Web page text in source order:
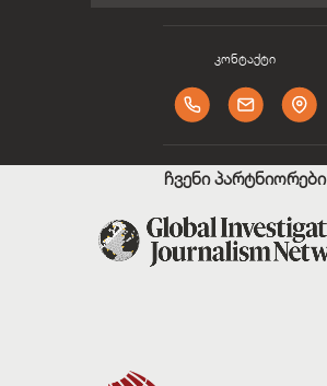
კონტაქტი
ჩვენი პარტნიორები